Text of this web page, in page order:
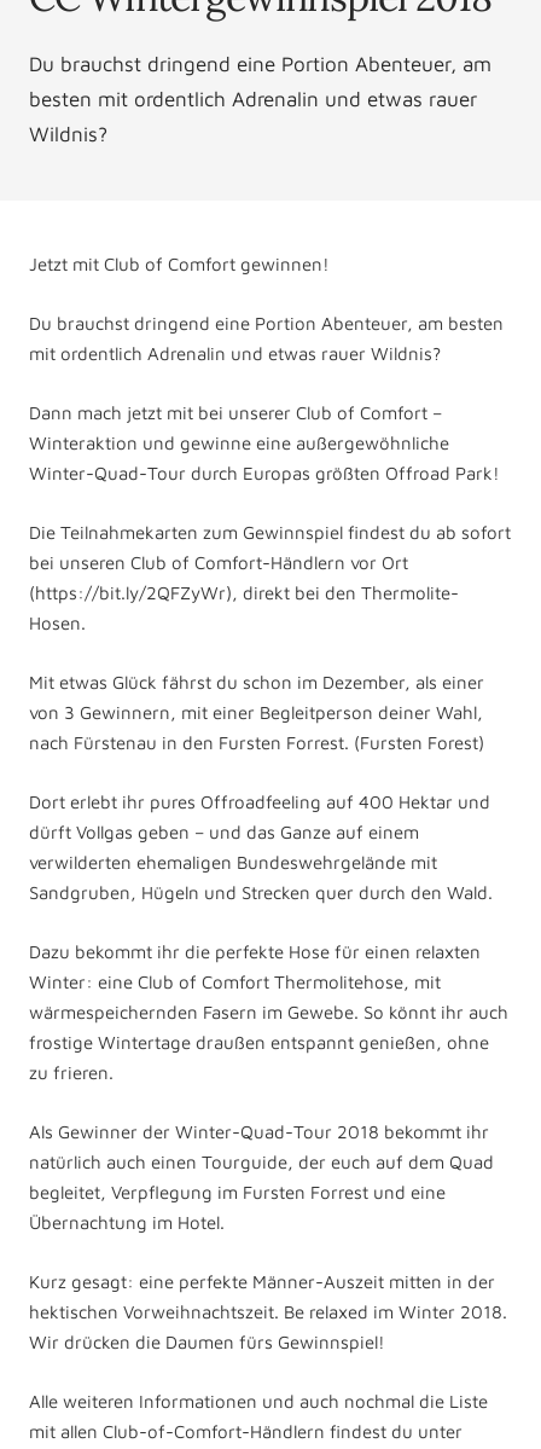
Du brauchst dringend eine Portion Abenteuer, am
besten mit ordentlich Adrenalin und etwas rauer
Wildnis?
Jetzt mit Club of Comfort gewinnen!
Du brauchst dringend eine Portion Abenteuer, am besten
mit ordentlich Adrenalin und etwas rauer Wildnis?
Dann mach jetzt mit bei unserer Club of Comfort –
Winteraktion und gewinne eine außergewöhnliche
Winter-Quad-Tour durch Europas größten Offroad Park!
Die Teilnahmekarten zum Gewinnspiel findest du ab sofort
bei unseren Club of Comfort-Händlern vor Ort
(https://bit.ly/2QFZyWr), direkt bei den Thermolite-
Hosen.
Mit etwas Glück fährst du schon im Dezember, als einer
von 3 Gewinnern, mit einer Begleitperson deiner Wahl,
nach Fürstenau in den Fursten Forrest. (Fursten Forest)
Dort erlebt ihr pures Offroadfeeling auf 400 Hektar und
dürft Vollgas geben – und das Ganze auf einem
verwilderten ehemaligen Bundeswehrgelände mit
Sandgruben, Hügeln und Strecken quer durch den Wald.
Dazu bekommt ihr die perfekte Hose für einen relaxten
Winter: eine Club of Comfort Thermolitehose, mit
wärmespeichernden Fasern im Gewebe. So könnt ihr auch
frostige Wintertage draußen entspannt genießen, ohne
zu frieren.
Als Gewinner der Winter-Quad-Tour 2018 bekommt ihr
natürlich auch einen Tourguide, der euch auf dem Quad
begleitet, Verpflegung im Fursten Forrest und eine
Übernachtung im Hotel.
Kurz gesagt: eine perfekte Männer-Auszeit mitten in der
hektischen Vorweihnachtszeit. Be relaxed im Winter 2018.
Wir drücken die Daumen fürs Gewinnspiel!
Alle weiteren Informationen und auch nochmal die Liste
mit allen Club-of-Comfort-Händlern findest du unter